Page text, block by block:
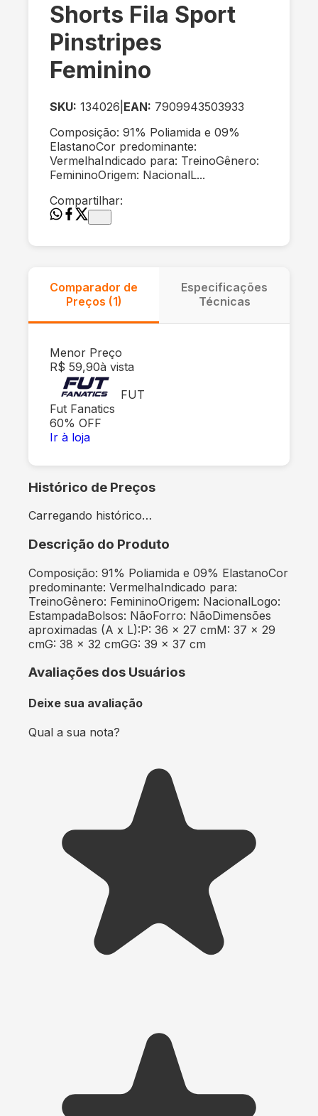
Shorts Fila Sport
Pinstripes
Feminino
SKU: 134026 EAN: 7909943503933
Composição: 91% Poliamida e 09%
ElastanoCor predominante:
VermelhaIndicado para: TreinoGênero:
FemininoOrigem: NacionalL...
Compartilhar:
Comparador de
Preços (1)
Especificações
Técnicas
Menor Preço
R$ 59,90à vista
FUT
Fut Fanatics
60% OFF
Ir à loja
Histórico de Preços
Carregando histórico…
Descrição do Produto
Composição: 91% Poliamida e 09% ElastanoCor
predominante: VermelhaIndicado para:
TreinoGênero: FemininoOrigem: NacionalLogo:
EstampadaBolsos: NãoForro: NãoDimensões
aproximadas (A x L):P: 36 x 27 cmM: 37 x 29
cmG: 38 x 32 cmGG: 39 x 37 cm
Avaliações dos Usuários
Deixe sua avaliação
Qual a sua nota?